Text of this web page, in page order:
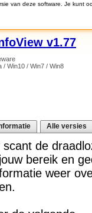
van deze software. Je kunt
v1.77
/ Win10 / Win7 / Win8
Alle versies
scant de
bereik en
weer